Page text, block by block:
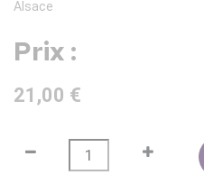
Alsace
Prix :
21,00 €